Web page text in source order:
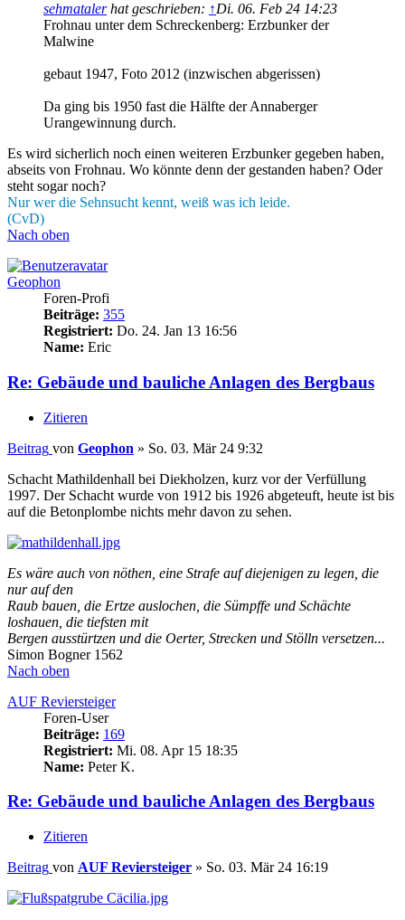
sehmatalerhat geschrieben: ↑Di. 06. Feb 24 14:23
Frohnau unter dem Schreckenberg: Erzbunker der
Malwine
gebaut 1947, Foto 2012 (inzwischen abgerissen)
Da ging bis 1950 fast die Hälfte der Annaberger
Urangewinnung durch.
Es wird sicherlich noch einen weiteren Erzbunker gegeben haben,
abseits von Frohnau. Wo könnte denn der gestanden haben? Oder
steht sogar noch?
Nur wer die Sehnsucht kennt, weiß was ich leide.
(CvD)
Nach oben
Geophon
Foren-Profi
Beiträge: 355
Registriert: Do. 24. Jan 13 16:56
Name: Eric
Re: Gebäude und bauliche Anlagen des Bergbaus
Zitieren
Beitrag von Geophon » So. 03. Mär 24 9:32
Schacht Mathildenhall bei Diekholzen, kurz vor der Verfüllung
1997. Der Schacht wurde von 1912 bis 1926 abgeteuft, heute ist bis
auf die Betonplombe nichts mehr davon zu sehen.
Es wäre auch von nöthen, eine Strafe auf diejenigen zu legen, die
nur auf den
Raub bauen, die Ertze auslochen, die Sümpffe und Schächte
loshauen, die tiefsten mit
Bergen ausstürtzen und die Oerter, Strecken und Stölln versetzen...
Simon Bogner 1562
Nach oben
AUF Reviersteiger
Foren-User
Beiträge: 169
Registriert: Mi. 08. Apr 15 18:35
Name: Peter K.
Re: Gebäude und bauliche Anlagen des Bergbaus
Zitieren
Beitrag von AUF Reviersteiger » So. 03. Mär 24 16:19